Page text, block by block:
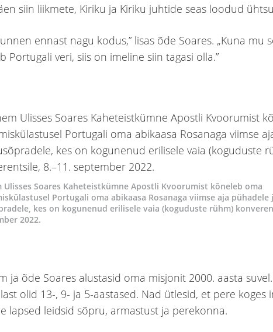
siin liikmete, Kiriku ja Kiriku juhtide seas loodud
ennast nagu kodus,” lisas õde Soares. „Kuna mu
Portugali veri, siis on imeline siin tagasi olla.”
Ulisses Soares Kaheteistkümne Apostli Kvoorumist kõneleb oma
Portugali oma abikaasa Rosanaga viimse aja pühadele
kes on kogunenud erilisele vaia (koguduste rühm)
2022.
ja õde Soares alustasid oma misjonit 2000. aasta
olid 13-, 9- ja 5-aastased. Nad ütlesid, et pere koges
lapsed leidsid sõpru, armastust ja perekonna.